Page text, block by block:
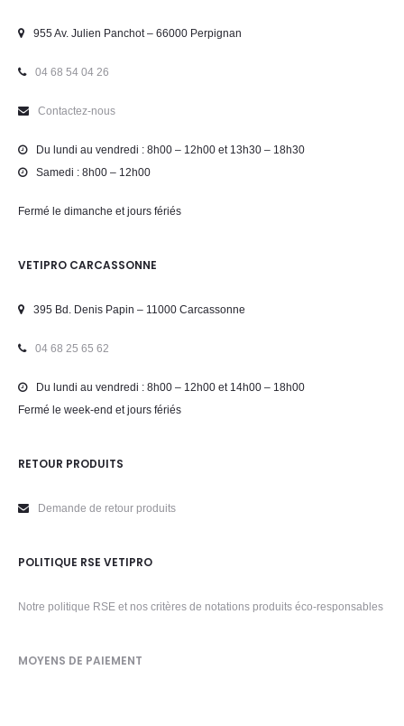
955 Av. Julien Panchot – 66000 Perpignan
04 68 54 04 26
Contactez-nous
Du lundi au vendredi : 8h00 – 12h00 et 13h30 – 18h30
Samedi : 8h00 – 12h00
Fermé le dimanche et jours fériés
VETIPRO CARCASSONNE
395 Bd. Denis Papin – 11000 Carcassonne
04 68 25 65 62
Du lundi au vendredi : 8h00 – 12h00 et 14h00 – 18h00
Fermé le week-end et jours fériés
RETOUR PRODUITS
Demande de retour produits
POLITIQUE RSE VETIPRO
Notre politique RSE et nos critères de notations produits éco-responsables
MOYENS DE PAIEMENT